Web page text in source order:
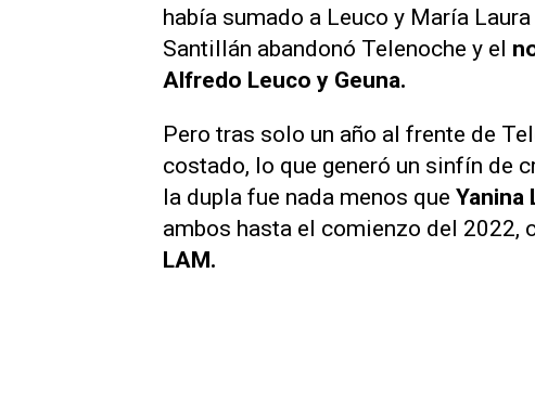
había sumado a Leuco y María
Santillán abandonó Telenoche y el
Alfredo Leuco y Geuna.
Pero tras solo un año al frente de
costado, lo que generó un sinfín de
la dupla fue nada menos que Yanina
ambos hasta el comienzo del 2022,
LAM.